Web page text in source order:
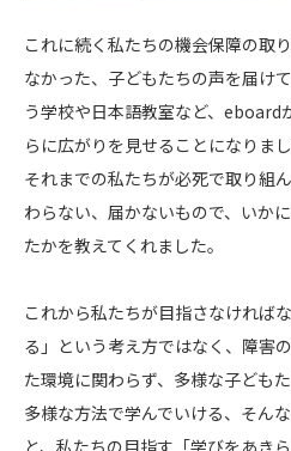
これに続く私たちの機会保障の取
なかった、子どもたちの声を届け
う学校や日本語教室など、eboard
らに広がりを見せることになりま
それまでの私たちが必死で取り組
わらない、届かないもので、いか
たかを教えてくれました。
これから私たちが目指さなければ
る」という考え方ではなく、障害
た環境に関わらず、多様な子ども
多様な方法で学んでいける、そん
と、私たちの目指す「学びをあき